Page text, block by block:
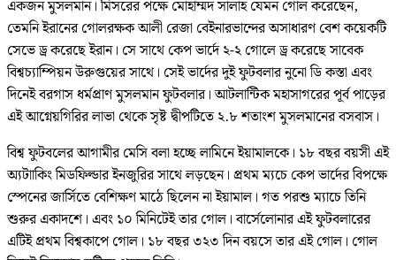
একজন মুসলমান। মিসরের পক্ষে মোহাম্মদ সালাহ যেমন গোল করেছেন,
তেমনি ইরানের গোলরক্ষক আলী রেজা বেইনারভান্দের অসাধারণ বেশ কয়েকটি
সেভে ড্র করেছে ইরান। সে সাথে কেপ ভার্দে ২-২ গোলে ড্র করেছে সাবেক
বিশ্বচ্যাম্পিয়ন উরুগুয়ের সাথে। সেই ভার্দের দুই ফুটবলার নুনো ডি কস্তা এবং
দিনেই বরগাস ধর্মপ্রাণ মুসলমান ফুটবলার। আটলান্টিক মহাসাগরের পূর্ব পাড়ের
এই আগ্নেয়গিরির লাভা থেকে সৃষ্ট দ্বীপটিতে ২.৮ শতাংশ মুসলমানের বসবাস।
বিশ্ব ফুটবলের আগামীর মেসি বলা হচ্ছে লামিনে ইয়ামালকে। ১৮ বছর বয়সী এই
অ্যটাাকিং মিডফিল্ডার ইনজুরির সাথে লড়ছেন। প্রথম ম্যচে কেপ ভার্দের বিপক্ষে
স্পেনের জার্সিতে বেশিক্ষণ মাঠে ছিলেন না ইয়ামাল। গত পরশু ম্যাচে তিনি
শুরুর একাদশে। এবং ১০ মিনিটেই তার গোল। বার্সেলোনার এই ফুটবলারের
এটিই প্রথম বিশ্বকাপে গোল। ১৮ বছর ৩২৩ দিন বয়সে তার এই গোল। গোল